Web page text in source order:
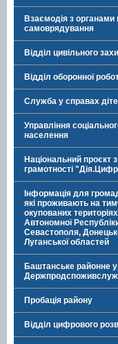
Взаємодія з органами
самоврядування
Відділ цивільного
Відділ оборонної
Служба у справах
Управління
населення
Національний проєкт
грамотності
Інформація для
які проживають на
окупованих територіях
Автономної
Севастополя,
Луганської областей
Баштанське районне
Пробація району
Відділ цифрового